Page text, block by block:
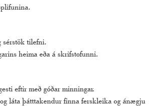
sérstök tilefni.
heima eða á skrifstofunni.
eftir með góðar minningar.
láta þátttakendur finna ferskleika og ánægju